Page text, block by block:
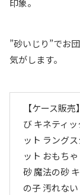
印象。
”砂いじり”でお
気がします。
【ケース販
び キネティ
ット ラング
ット おもち
砂 魔法の砂
の子 汚れな